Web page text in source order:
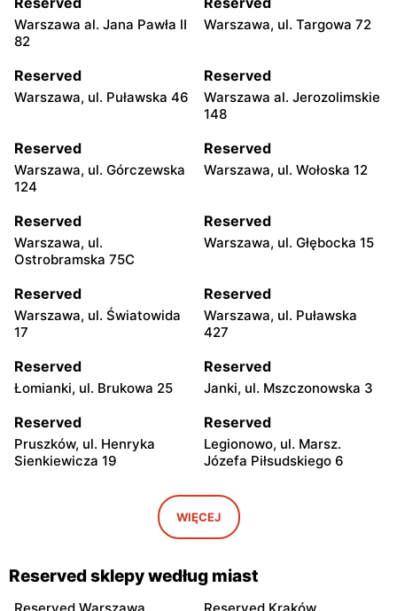
Warszawa al. Jana Pawła II
82
Warszawa, ul. Targowa 72
Reserved
Warszawa, ul. Puławska 46
Reserved
Warszawa al. Jerozolimskie
148
Reserved
Warszawa, ul. Górczewska
124
Reserved
Warszawa, ul. Wołoska 12
Reserved
Warszawa, ul.
Ostrobramska 75C
Reserved
Warszawa, ul. Głębocka 15
Reserved
Warszawa, ul. Światowida
17
Reserved
Warszawa, ul. Puławska
427
Reserved
Łomianki, ul. Brukowa 25
Reserved
Janki, ul. Mszczonowska 3
Reserved
Pruszków, ul. Henryka
Sienkiewicza 19
Reserved
Legionowo, ul. Marsz.
Józefa Piłsudskiego 6
Wołomin, ul. Geodetów 2
Reserved
Mińsk Mazowiecki, ul.
Konstytucji 3 Maja 7
Reserved
Żyrardów, ul. Mały Rynek 7
Reserved
Sochaczew, ul.
Warszawska 119
WIĘCEJ
Reserved sklepy według miast